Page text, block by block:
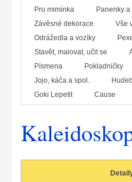
Pro miminka Panenky
Závěsné dekorace
Vše
Odrážedla a vozíky
Stavět, malovat, učit se
Písmena
Pokladničky
Jojo, káča a spol.
Goki Lepetit
Cause